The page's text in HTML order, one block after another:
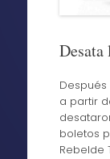
Desata
a partir
boletos
Rebelde